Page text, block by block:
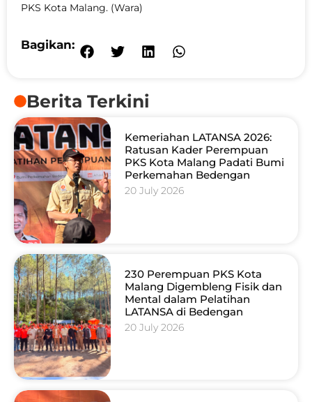
PKS Kota Malang. (Wara)
Bagikan:
Berita Terkini
Kemeriahan LATANSA 2026:
Ratusan Kader Perempuan
PKS Kota Malang Padati Bumi
Perkemahan Bedengan
20 July 2026
230 Perempuan PKS Kota
Malang Digembleng Fisik dan
Mental dalam Pelatihan
LATANSA di Bedengan
20 July 2026